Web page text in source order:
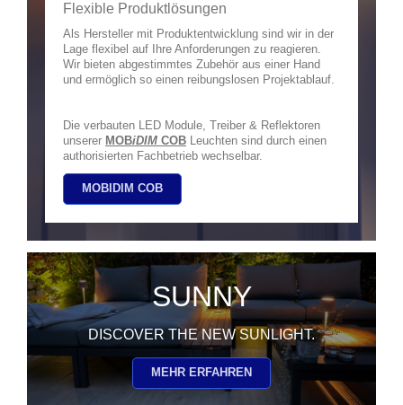
Flexible Produktlösungen
Als Hersteller mit Produktentwicklung sind wir in der
Lage flexibel auf Ihre Anforderungen zu reagieren.
Wir bieten abgestimmtes Zubehör aus einer Hand
und ermöglich so einen reibungslosen Projektablauf.
Die verbauten LED Module, Treiber & Reflektoren
unserer MOBiDIM COB Leuchten sind durch einen
authorisierten Fachbetrieb wechselbar.
MOBIDIM COB
SUNNY
DISCOVER THE NEW SUNLIGHT.
MEHR ERFAHREN